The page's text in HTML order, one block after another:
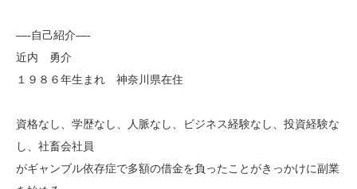
—-自己紹介—-
近内 勇介
１９８６年生まれ 神奈川県在住
資格なし、学歴なし、人脈なし、ビジネス経験なし、投資経験な
し、社畜会社員
がギャンブル依存症で多額の借金を負ったことがきっかけに副業